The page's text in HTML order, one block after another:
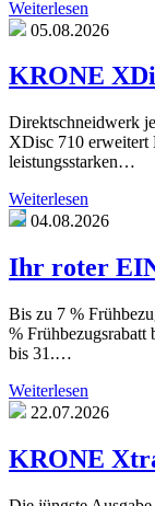
Weiterlesen
05.08.2026
KRONE
Direktschneidwerk
XDisc 710 erweitert
leistungsstarken…
Weiterlesen
04.08.2026
Ihr roter
Bis zu 7 %
% Frühbezugsrabatt
bis 31.…
Weiterlesen
22.07.2026
KRONE